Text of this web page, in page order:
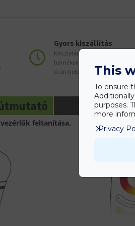
Gyors kiszállítás
Készleten lévő
termékeinket akár 24
órán belül megkaphatod!
feltanítása.
This
To ensure
purposes.
more
Privacy